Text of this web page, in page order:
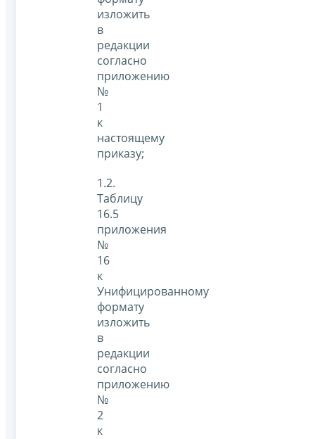
изложить
в
редакции
согласно
приложению
№
1
к
настоящему
приказу;
1.2.
Таблицу
16.5
приложения
№
16
к
Унифицированному
формату
изложить
в
редакции
согласно
приложению
№
2
к